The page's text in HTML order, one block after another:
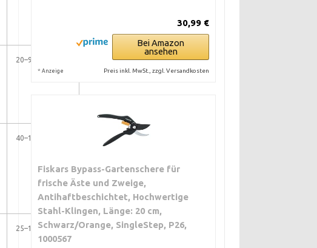
20–90 €
40–150 €
25–120 €
30,99 €
Bei Amazon
ansehen
* Anzeige Preis inkl. MwSt., zzgl. Versandkosten
Fiskars Bypass-Gartenschere für
frische Äste und Zweige,
Antihaftbeschichtet, Hochwertige
Stahl-Klingen, Länge: 20 cm,
Schwarz/Orange, SingleStep, P26,
1000567